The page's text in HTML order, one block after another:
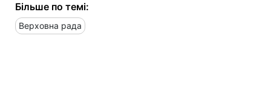
Більше по темі:
Верховна рада